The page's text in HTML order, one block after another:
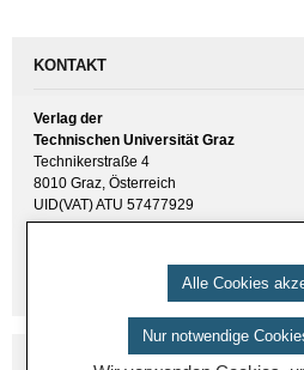
KONTAKT
Verlag der
Technischen Universität Graz
Technikerstraße 4
8010 Graz, Österreich
UID(VAT) ATU 57477929
Alle Cookies
Nur notwendige